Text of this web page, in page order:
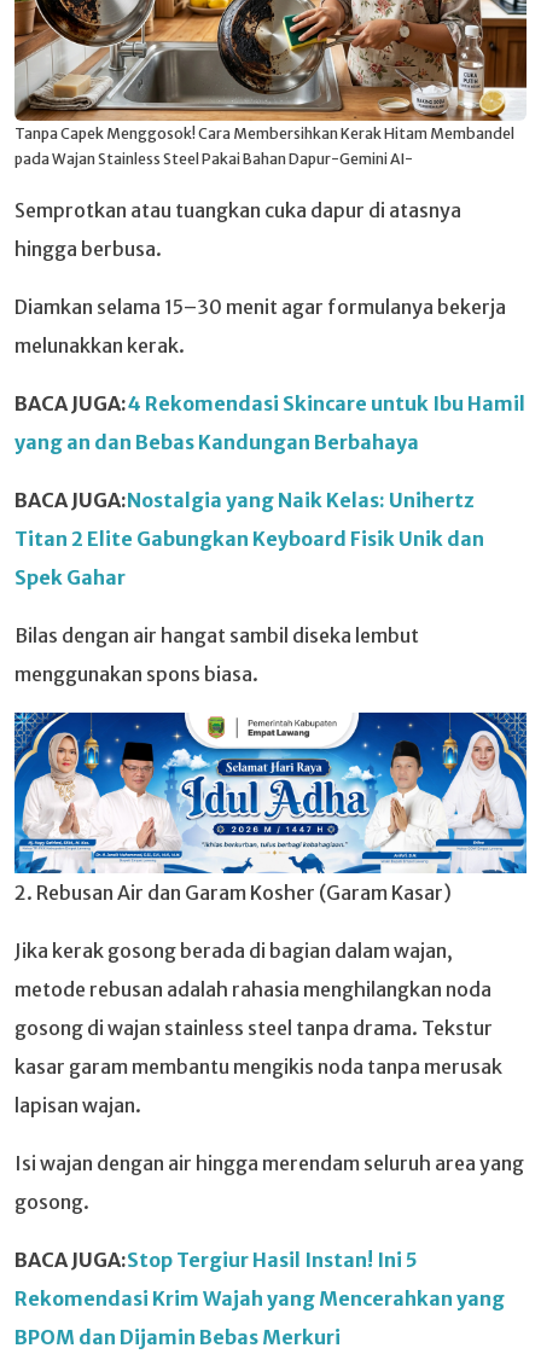
Tanpa Capek Menggosok! Cara Membersihkan Kerak Hitam Membandel
pada Wajan Stainless Steel Pakai Bahan Dapur-Gemini AI-
Semprotkan atau tuangkan cuka dapur di atasnya
hingga berbusa.
Diamkan selama 15–30 menit agar formulanya bekerja
melunakkan kerak.
BACA JUGA:4 Rekomendasi Skincare untuk Ibu Hamil
yang an dan Bebas Kandungan Berbahaya
BACA JUGA:Nostalgia yang Naik Kelas: Unihertz
Titan 2 Elite Gabungkan Keyboard Fisik Unik dan
Spek Gahar
Bilas dengan air hangat sambil diseka lembut
menggunakan spons biasa.
2. Rebusan Air dan Garam Kosher (Garam Kasar)
Jika kerak gosong berada di bagian dalam wajan,
metode rebusan adalah rahasia menghilangkan noda
gosong di wajan stainless steel tanpa drama. Tekstur
kasar garam membantu mengikis noda tanpa merusak
lapisan wajan.
Isi wajan dengan air hingga merendam seluruh area yang
gosong.
BACA JUGA:Stop Tergiur Hasil Instan! Ini 5
Rekomendasi Krim Wajah yang Mencerahkan yang
BPOM dan Dijamin Bebas Merkuri